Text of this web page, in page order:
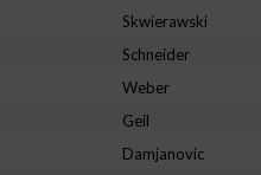
Skwierawski
Schneider
Weber
Geil
Damjanovic